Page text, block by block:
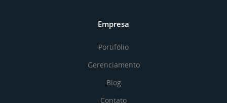
Empresa
Portifólio
Gerenciamento
Blog
Contato